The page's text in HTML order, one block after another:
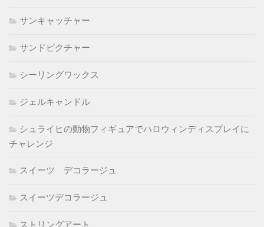
サンキャッチャー
サンドピクチャー
シーリングワックス
ジェルキャンドル
シュライヒの動物フィギュアでハロウィンディスプレイに
チャレンジ
スイーツ デコラージュ
スイーツデコラージュ
ストリングアート